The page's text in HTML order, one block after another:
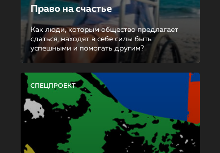
Право на счастье
Как люди, которым общество предлагает
сдаться, находят в себе силы быть
успешными и помогать другим?
СПЕЦПРОЕКТ